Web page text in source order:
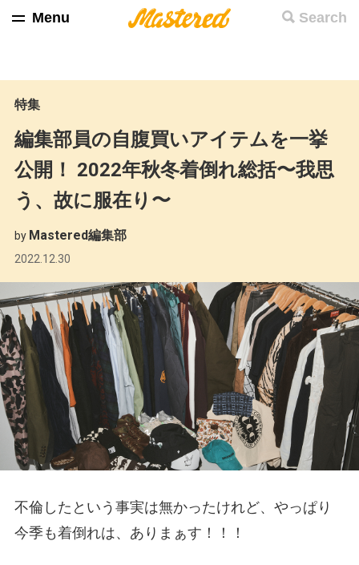
Search
Menu
特集
編集部員の自腹買いアイテムを一挙
公開！ 2022年秋冬着倒れ総括〜我思
う、故に服在り〜
by Mastered編集部
2022.12.30
不倫したという事実は無かったけれど、やっぱり
今季も着倒れは、ありまぁす！！！